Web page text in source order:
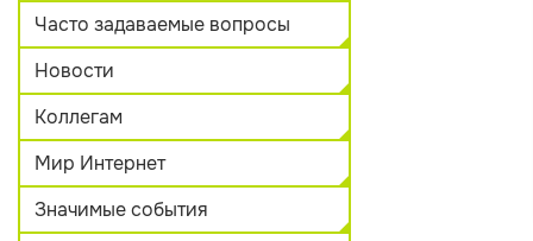
Часто задаваемые вопросы
Новости
Коллегам
Мир Интернет
Значимые события